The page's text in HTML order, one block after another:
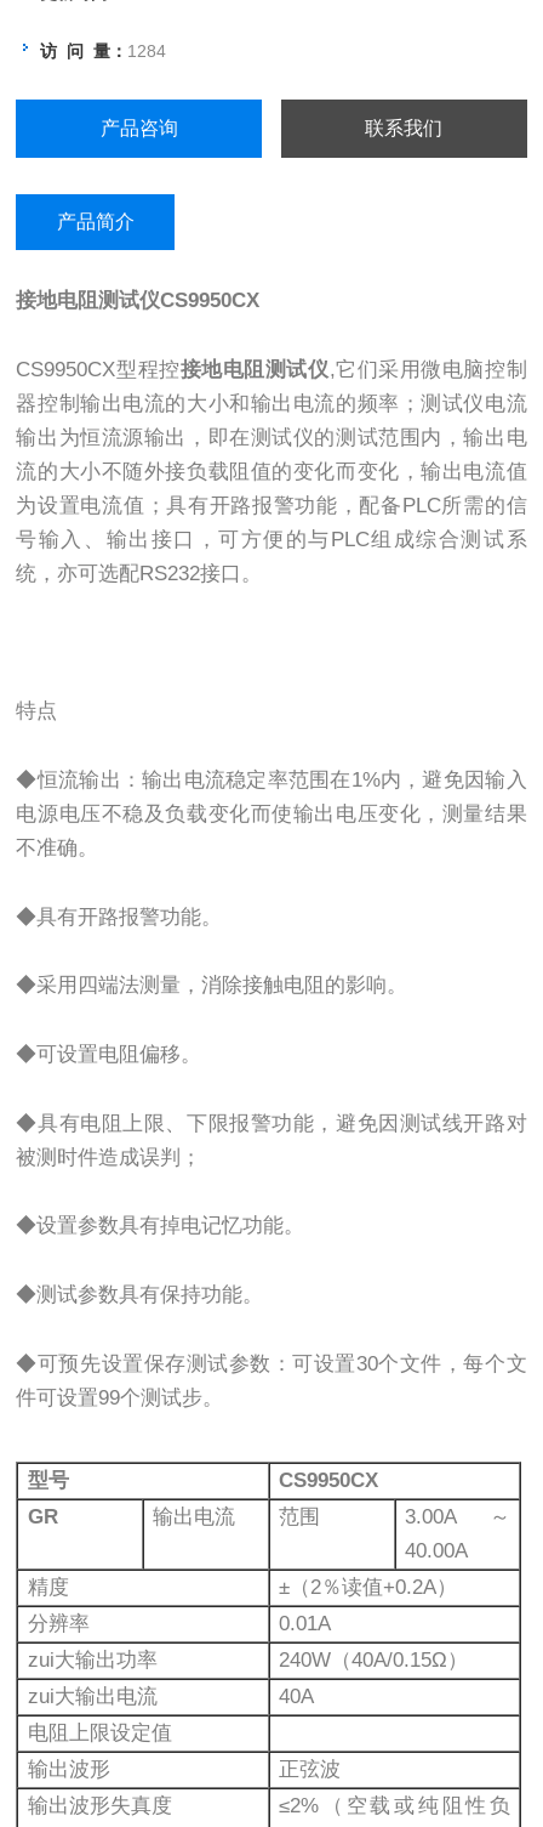
访 问 量： 1284
产品咨询 联系我们
产品简介
接地电阻测试仪CS9950CX
CS9950CX型程控接地电阻测试仪,它们采用微电脑控制
器控制输出电流的大小和输出电流的频率；测试仪电流
输出为恒流源输出，即在测试仪的测试范围内，输出电
流的大小不随外接负载阻值的变化而变化，输出电流值
为设置电流值；具有开路报警功能，配备PLC所需的信
号输入、输出接口，可方便的与PLC组成综合测试系
统，亦可选配RS232接口。
特点
◆恒流输出：输出电流稳定率范围在1%内，避免因输入
电源电压不稳及负载变化而使输出电压变化，测量结果
不准确。
◆具有开路报警功能。
◆采用四端法测量，消除接触电阻的影响。
◆可设置电阻偏移。
◆具有电阻上限、下限报警功能，避免因测试线开路对
被测时件造成误判；
◆设置参数具有掉电记忆功能。
◆测试参数具有保持功能。
◆可预先设置保存测试参数：可设置30个文件，每个文
件可设置99个测试步。
型号
CS9950CX
GR
输出电流 范围
3.00A～
40.00A
精度
±（2％读值+0.2A）
分辨率
0.01A
zui大输出功率
240W（40A/0.15Ω）
zui大输出电流
40A
电阻上限设定值
输出波形
正弦波
输出波形失真度
≤2%（空载或纯阻性负